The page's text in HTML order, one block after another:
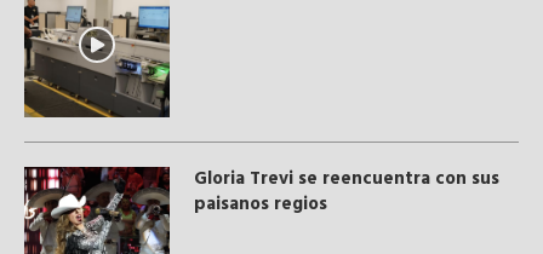
Gloria Trevi se reencuentra con sus
paisanos regios